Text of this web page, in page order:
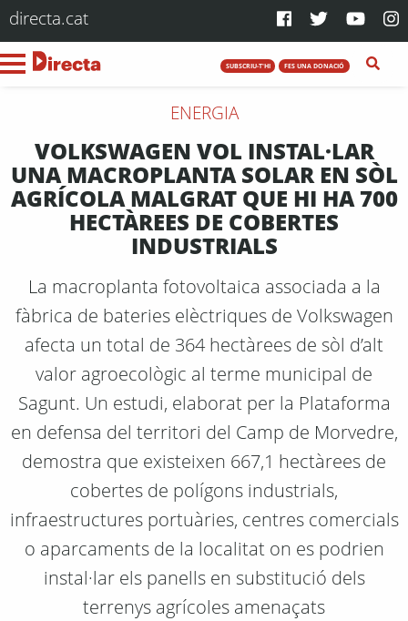
directa.cat
SUBSCRIU-T'HI FES UNA DONACIÓ
ENERGIA
VOLKSWAGEN VOL INSTAL·LAR
UNA MACROPLANTA SOLAR EN SÒL
AGRÍCOLA MALGRAT QUE HI HA 700
HECTÀREES DE COBERTES
INDUSTRIALS
La macroplanta fotovoltaica associada a la
fàbrica de bateries elèctriques de Volkswagen
afecta un total de 364 hectàrees de sòl d’alt
valor agroecològic al terme municipal de
Sagunt. Un estudi, elaborat per la Plataforma
en defensa del territori del Camp de Morvedre,
demostra que existeixen 667,1 hectàrees de
cobertes de polígons industrials,
infraestructures portuàries, centres comercials
o aparcaments de la localitat on es podrien
instal·lar els panells en substitució dels
terrenys agrícoles amenaçats